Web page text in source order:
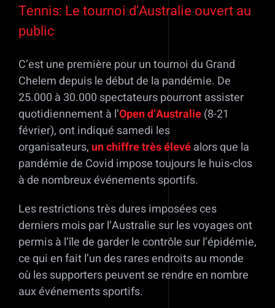
Tennis: Le tournoi d’Australie ouvert au
public
C’est une première pour un tournoi du Grand
Chelem depuis le début de la pandémie. De
25.000 à 30.000 spectateurs pourront assister
quotidiennement à l’Open d’Australie(8-21
février), ont indiqué samedi les
organisateurs, un chiffre très élevéalors que la
pandémie de Covid impose toujours le huis-clos
à de nombreux événements sportifs.
Les restrictions très dures imposées ces
derniers mois par l’Australie sur les voyages ont
permis à l’île de garder le contrôle sur l’épidémie,
ce qui en fait l’un des rares endroits au monde
où les supporters peuvent se rendre en nombre
aux événements sportifs.